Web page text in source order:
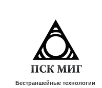
Бестраншейные технологии